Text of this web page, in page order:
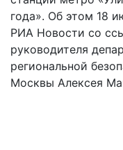
года». Об этом 18
РИА Новости со
руководителя
региональной
Москвы Алексея